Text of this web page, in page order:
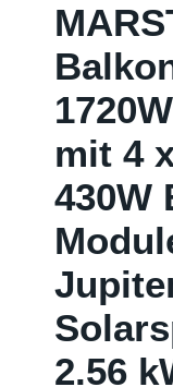
mit 4
430W
2.56